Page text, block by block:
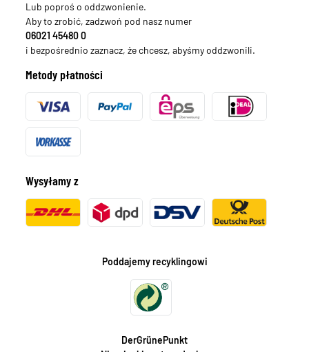
Lub poproś o oddzwonienie.
Aby to zrobić, zadzwoń pod nasz numer
06021 45480 0
i bezpośrednio zaznacz, że chcesz, abyśmy oddzwonili.
Metody płatności
Wysyłamy z
Poddajemy recyklingowi
DerGrünePunkt